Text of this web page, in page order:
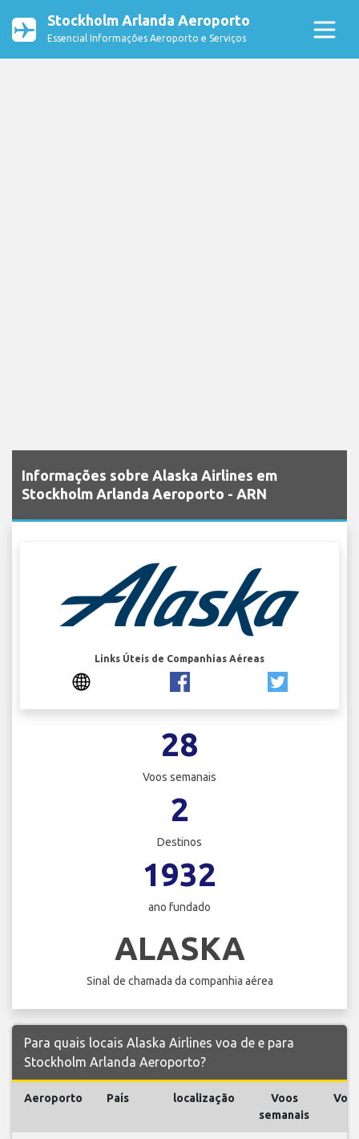
Stockholm Arlanda Aeroporto
Essencial Informações Aeroporto e Serviços
Informações sobre Alaska Airlines em
Stockholm Arlanda Aeroporto - ARN
Links Úteis de Companhias Aéreas
28
Voos semanais
2
Destinos
1932
ano fundado
ALASKA
Sinal de chamada da companhia aérea
Para quais locais Alaska Airlines voa de e para
Stockholm Arlanda Aeroporto?
Aeroporto País localização
Voos
semanais